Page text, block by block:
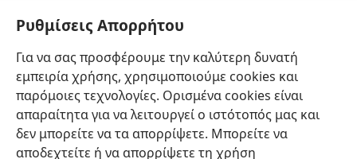
Ρυθμίσεις Απορρήτου
Για να σας προσφέρουμε την καλύτερη δυνατή
εμπειρία χρήσης, χρησιμοποιούμε cookies και
παρόμοιες τεχνολογίες. Ορισμένα cookies είναι
απαραίτητα για να λειτουργεί ο ιστότοπός μας και
δεν μπορείτε να τα απορρίψετε. Μπορείτε να
αποδεχτείτε ή να απορρίψετε τη χρήση
Ελληνική Προτιμήσεις